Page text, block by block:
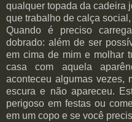
qualquer topada da cadeira
que trabalho de calça
Quando é preciso
dobrado: além de ser
em cima de mim e molhar
casa com aquela
aconteceu algumas vezes,
escura e não apareceu.
perigoso em festas ou
em um copo e se você